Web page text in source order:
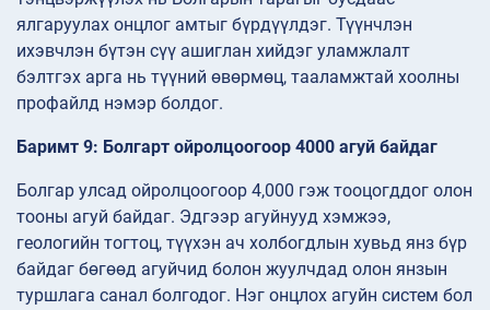
ялгаруулах онцлог амтыг бүрдүүлдэг. Түүнчлэн
ихэвчлэн бүтэн сүү ашиглан хийдэг уламжлалт
бэлтгэх арга нь түүний өвөрмөц, тааламжтай хоолны
профайлд нэмэр болдог.
Баримт 9: Болгарт ойролцоогоор 4000 агуй байдаг
Болгар улсад ойролцоогоор 4,000 гэж тооцогддог олон
тооны агуй байдаг. Эдгээр агуйнууд хэмжээ,
геологийн тогтоц, түүхэн ач холбогдлын хувьд янз бүр
байдаг бөгөөд агуйчид болон жуулчдад олон янзын
туршлага санал болгодог. Нэг онцлох агуйн систем бол